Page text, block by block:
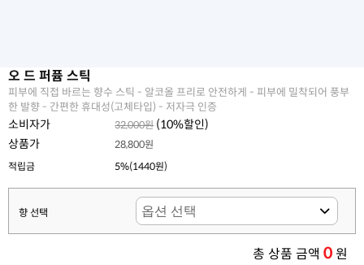
오 드 퍼퓸 스틱
피부에 직접 바르는 향수 스틱 - 알코올 프리로 안전하게 - 피부에 밀착되어 풍부
한 발향 - 간편한 휴대성(고체타입) - 저자극 인증
소비자가 32,000원 (10%할인)
상품가
28,800원
적립금
5%(1440원)
향 선택
총 상품 금액 0원